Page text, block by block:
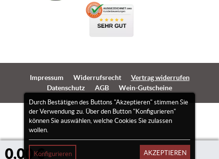
0,00 €
Durch Bestätigen des Buttons "Akzeptieren" stimmen Sie
der Verwendung zu. Über den Button "Konfigurieren"
können Sie auswählen, welche Cookies Sie zulassen
wollen.
Konfigurieren AKZEPTIEREN
Impressum Widerrufsrecht
Vertrag widerrufen
Datenschutz
AGB Wein-Gutscheine